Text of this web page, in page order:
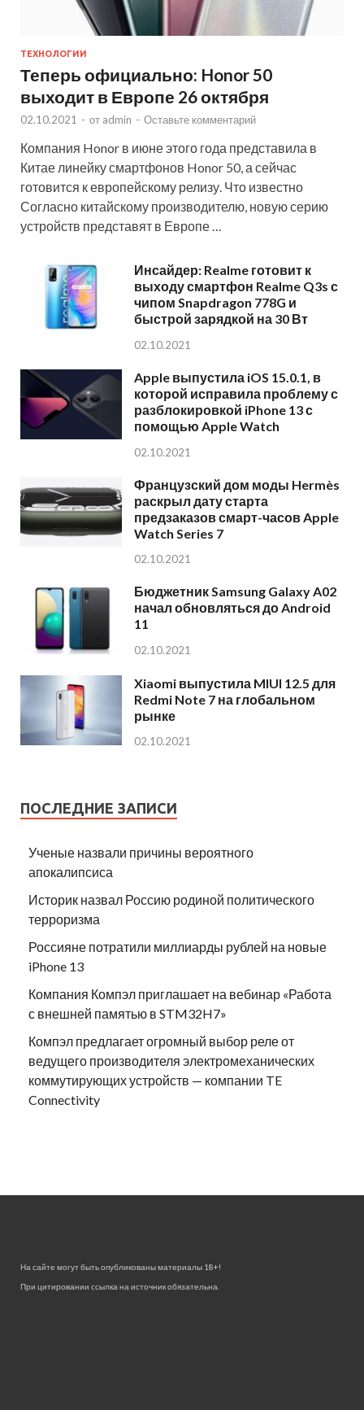
ТЕХНОЛОГИИ
Теперь официально: Honor 50
выходит в Европе 26 октября
02.10.2021 - от admin - Оставьте комментарий
Компания Honor в июне этого года представила в
Китае линейку смартфонов Honor 50, а сейчас
готовится к европейскому релизу. Что известно
Согласно китайскому производителю, новую серию
устройств представят в Европе …
Инсайдер: Realme готовит к
выходу смартфон Realme Q3s с
чипом Snapdragon 778G и
быстрой зарядкой на 30 Вт
02.10.2021
Apple выпустила iOS 15.0.1, в
которой исправила проблему с
разблокировкой iPhone 13 с
помощью Apple Watch
02.10.2021
Французский дом моды Hermès
раскрыл дату старта
предзаказов смарт-часов Apple
Watch Series 7
02.10.2021
Бюджетник Samsung Galaxy A02
начал обновляться до Android
11
02.10.2021
Xiaomi выпустила MIUI 12.5 для
Redmi Note 7 на глобальном
рынке
02.10.2021
ПОСЛЕДНИЕ ЗАПИСИ
Ученые назвали причины вероятного
апокалипсиса
Историк назвал Россию родиной политического
терроризма
Россияне потратили миллиарды рублей на новые
iPhone 13
Компания Компэл приглашает на вебинар «Работа
с внешней памятью в STM32H7»
Компэл предлагает огромный выбор реле от
ведущего производителя электромеханических
коммутирующих устройств — компании TE
Connectivity
На сайте могут быть опубликованы материалы 18+!
При цитировании ссылка на источник обязательна.